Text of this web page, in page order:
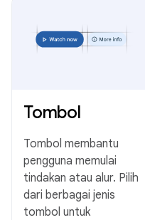
Tombol
Tombol membantu
pengguna memulai
tindakan atau alur. Pilih
dari berbagai jenis
tombol untuk